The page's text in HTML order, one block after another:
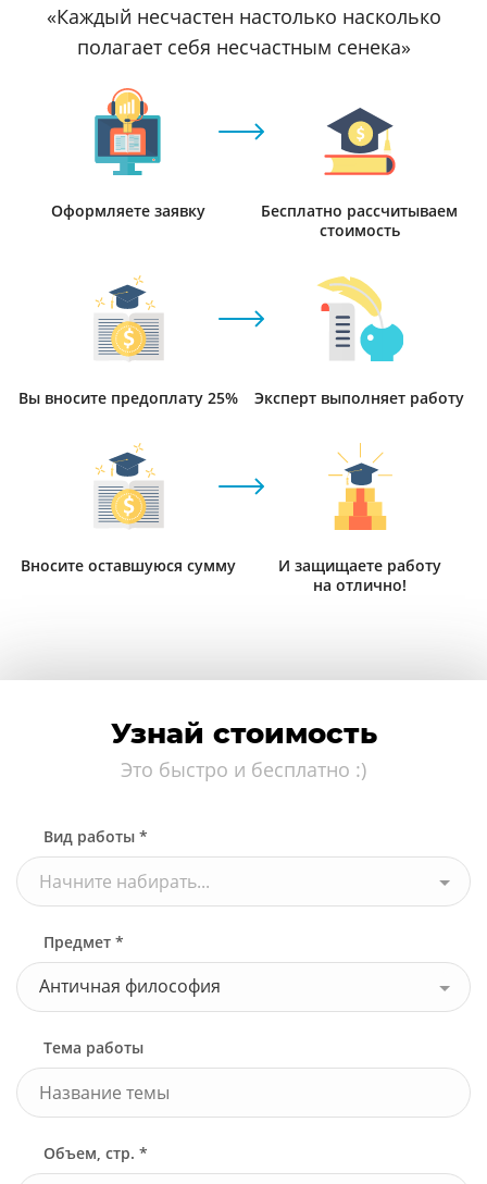
«Каждый несчастен настолько насколько
полагает себя несчастным сенека»
Оформляете заявку
Бесплатно рассчитываем
стоимость
Вы вносите предоплату 25% Эксперт выполняет работу
Вносите оставшуюся сумму
И защищаете работу
на отлично!
Узнай стоимость
Это быстро и бесплатно :)
Вид работы *
Начните набирать...
Предмет *
Античная философия
Тема работы
Объем, стр. *